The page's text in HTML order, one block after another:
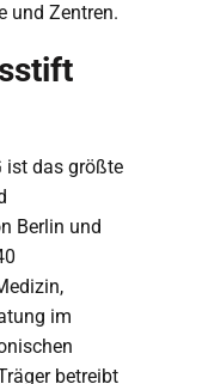
und Zentren.
ist das größte
Berlin und
im
betreibt